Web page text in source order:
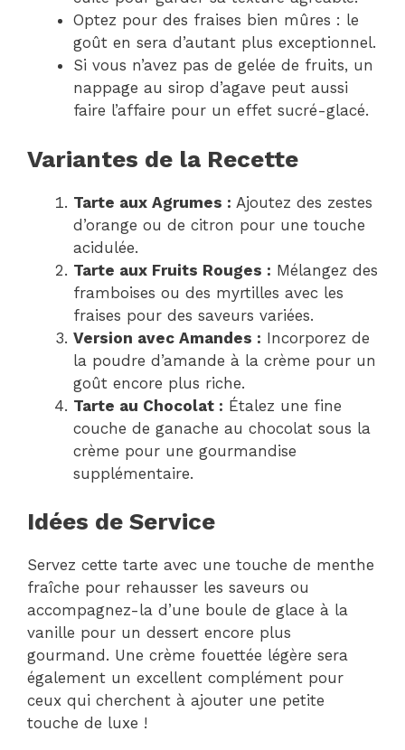
Optez pour des fraises bien mûres : le
goût en sera d’autant plus exceptionnel.
Si vous n’avez pas de gelée de fruits, un
nappage au sirop d’agave peut aussi
faire l’affaire pour un effet sucré-glacé.
Variantes de la Recette
Tarte aux Agrumes : Ajoutez des zestes
d’orange ou de citron pour une touche
acidulée.
Tarte aux Fruits Rouges : Mélangez des
framboises ou des myrtilles avec les
fraises pour des saveurs variées.
Version avec Amandes : Incorporez de
la poudre d’amande à la crème pour un
goût encore plus riche.
Tarte au Chocolat : Étalez une fine
couche de ganache au chocolat sous la
crème pour une gourmandise
supplémentaire.
Idées de Service
Servez cette tarte avec une touche de menthe
fraîche pour rehausser les saveurs ou
accompagnez-la d’une boule de glace à la
vanille pour un dessert encore plus
gourmand. Une crème fouettée légère sera
également un excellent complément pour
ceux qui cherchent à ajouter une petite
touche de luxe !